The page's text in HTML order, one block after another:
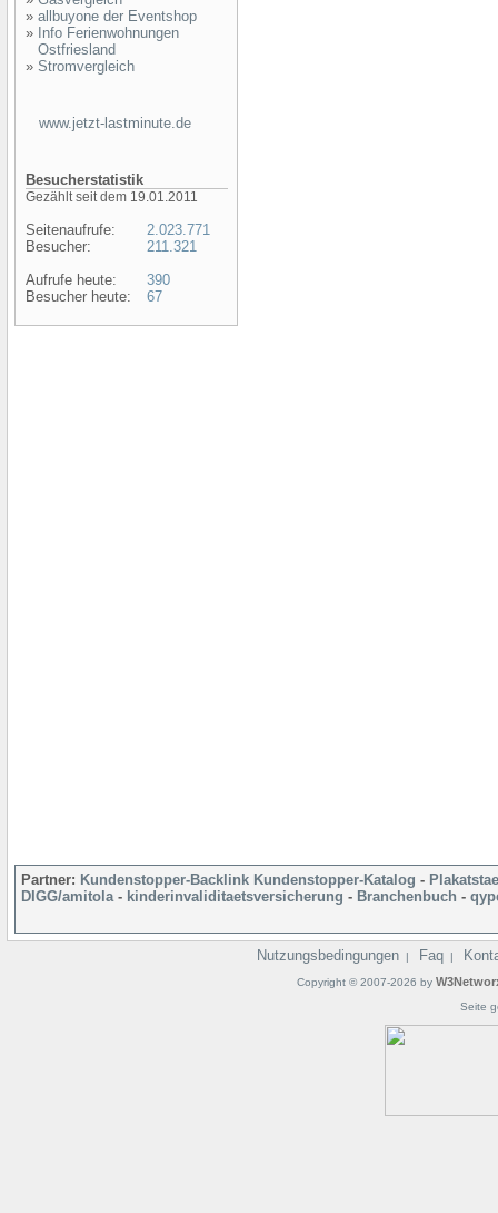
» allbuyone der Eventshop
» Info Ferienwohnungen
Ostfriesland
» Stromvergleich
www.jetzt-lastminute.de
Besucherstatistik
Gezählt seit dem 19.01.2011
Seitenaufrufe:
Besucher:
Aufrufe heute:
Besucher heute:
2.023.771
211.321
390
67
Partner: Kundenstopper-Backlink Kundenstopper-Katalog -
DIGG/amitola- kinderinvaliditaetsversicherung - Branchenbuch -
Nutzungsbedingungen | Faq |
Copyright © 2007-2026 by
Seite